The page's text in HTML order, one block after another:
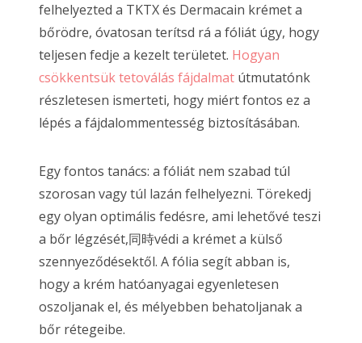
felhelyezted a TKTX és Dermacain krémet a
bőrödre, óvatosan terítsd rá a fóliát úgy, hogy
teljesen fedje a kezelt területet. Hogyan
csökkentsük tetoválás fájdalmat útmutatónk
részletesen ismerteti, hogy miért fontos ez a
lépés a fájdalommentesség biztosításában.
Egy fontos tanács: a fóliát nem szabad túl
szorosan vagy túl lazán felhelyezni. Törekedj
egy olyan optimális fedésre, ami lehetővé teszi
a bőr légzését,同時védi a krémet a külső
szennyeződésektől. A fólia segít abban is,
hogy a krém hatóanyagai egyenletesen
oszoljanak el, és mélyebben behatoljanak a
bőr rétegeibe.